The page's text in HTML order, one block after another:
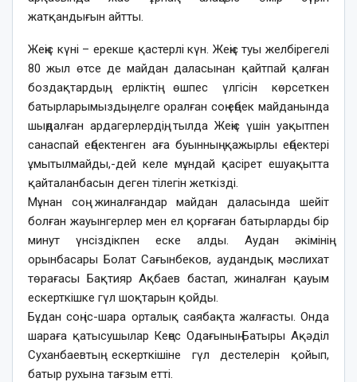
жатқандығын айтты.
Жеңіс күні – ерекше қастерлі күн. Жеңіс туы желбірегелі
80 жыл өтсе де майдан даласынан қайтпай қалған
боздақтардың, ерліктің өшпес үлгісін көрсеткен
батырларымыздың, елге оралған соң еңбек майданында
шыңдалған ардагерлердің, тылда Жеңіс үшін уақытпен
санаспай еңбектенген аға буынның қажырлы еңбектері
ұмытылмайды,-дей келе мұндай қасірет ешуақытта
қайталанбасын деген тілегін жеткізді.
Мұнан соң жиналғандар майдан даласында шейіт
болған жауынгерлер мен ел қорғаған батырларды бір
минут үнсіздікпен еске алды. Аудан әкімінің
орынбасары Болат Сағынбеков, аудандық мәслихат
төрағасы Бақтияр Ақбаев бастап, жиналған қауым
ескерткішке гүл шоқтарын қойды.
Бұдан соң іс-шара орталық саябақта жалғасты. Онда
шараға қатысушылар Кеңес Одағының Батыры Ақәділ
Суханбаевтың ескерткішіне гүл дестелерін қойып,
батыр рухына тағзым етті.